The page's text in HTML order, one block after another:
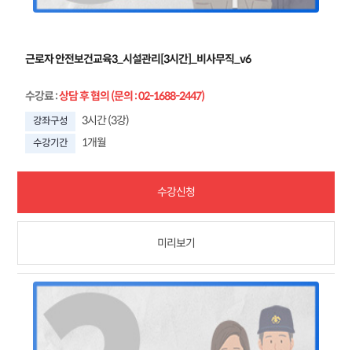
근로자 안전보건교육3_시설관리[3시간]_비사무직_v6
수강료:상담 후 협의 (문의 : 02-1688-2447)
강좌구성 3시간 (3강)
수강기간 1개월
수강신청
미리보기